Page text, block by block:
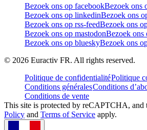
Bezoek ons op facebookBezoek ons
Bezoek ons op linkedinBezoek ons
Bezoek ons op rss-feedBezoek ons
Bezoek ons op mastodonBezoek ons
Bezoek ons op blueskyBezoek ons
© 2026 Euractiv FR. All rights reserved.
Politique de confidentialitéPolitique
Conditions généralesConditions
Conditions de vente
This site is protected by reCAPTCHA, and
Policy and Terms of Service apply.